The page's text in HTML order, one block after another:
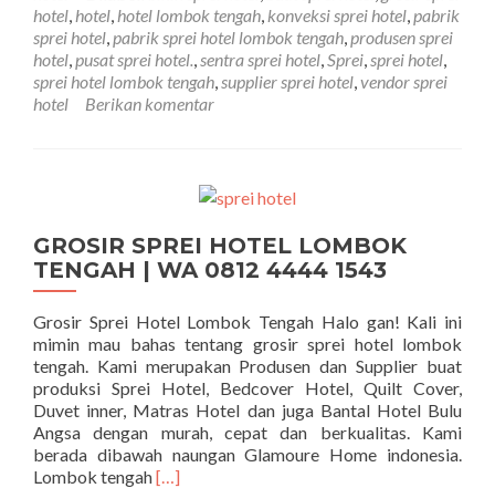
hotel hotel hotel lombok tengah konveksi sprei hotel pabrik
sprei hotel pabrik sprei hotel lombok tengah produsen sprei
hotel pusat sprei hotel. sentra sprei hotel Sprei sprei hotel
sprei hotel lombok tengah supplier sprei hotel vendor sprei
hotel
Berikan komentar
GROSIR SPREI HOTEL LOMBOK
TENGAH | WA 0812 4444 1543
Grosir Sprei Hotel Lombok Tengah Halo gan! Kali ini
mimin mau bahas tentang grosir sprei hotel lombok
tengah. Kami merupakan Produsen dan Supplier buat
produksi Sprei Hotel, Bedcover Hotel, Quilt Cover,
Duvet inner, Matras Hotel dan juga Bantal Hotel Bulu
Angsa dengan murah, cepat dan berkualitas. Kami
berada dibawah naungan Glamoure Home indonesia.
Lombok tengahSelengkapnya tentangGROSIR SPREI
[…]